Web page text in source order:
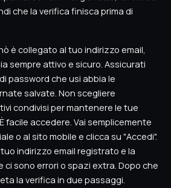
che la verifica finisca prima di
è collegato al tuo indirizzo email,
sempre attivo e sicuro. Assicurati
password che usi abbia le
salvate. Non scegliere
condivisi per mantenere le tue
facile accedere. Vai semplicemente
o al sito mobile e clicca su "Accedi".
indirizzo email registrato e la
ci sono errori o spazi extra. Dopo che
la verifica in due passaggi.